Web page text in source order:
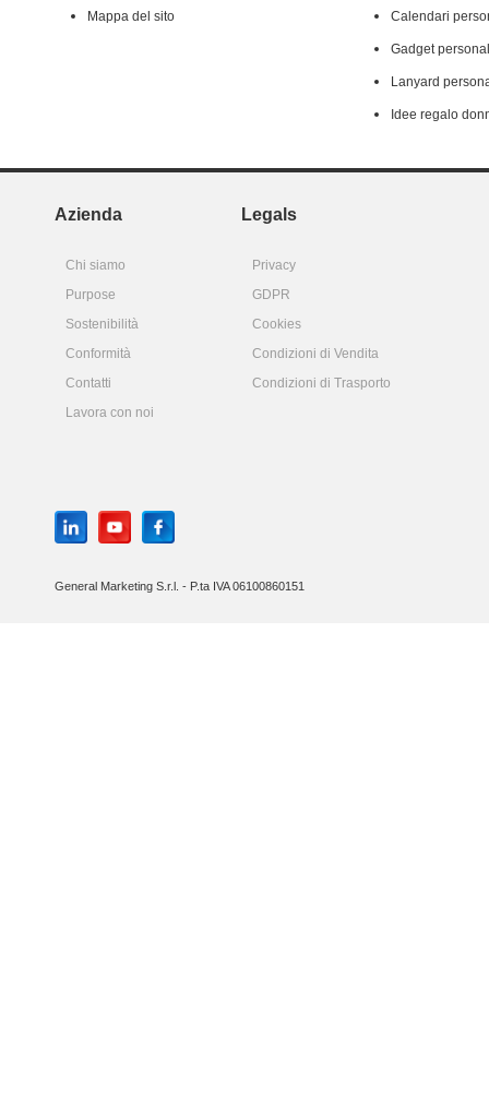
Mappa del sito Calendari
Gadget
Lanyard
Idee regalo
Azienda Legals
Chi siamo
Privacy
Purpose
GDPR
Sostenibilità
Cookies
Conformità
Condizioni di Vendita
Contatti
Condizioni di Trasporto
Lavora con noi
General Marketing S.r.l. - P.ta IVA 06100860151